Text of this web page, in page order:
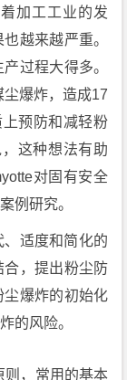
加工工业的发
越来越严重。
过程大得多。
爆炸，造成17
预防和减轻粉
这种想法有助
对固有安全
例研究。
适度和简化的
合，提出粉尘防
爆炸的初始化
的风险。
则，常用的基本